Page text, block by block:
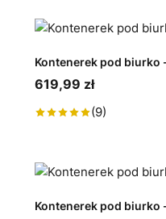
Kontenerek pod biurko
619,99 zł
(9)
Kontenerek pod biurko